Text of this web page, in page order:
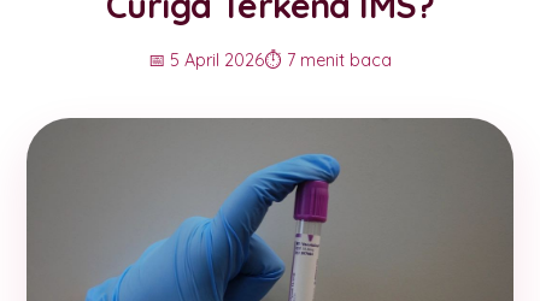
📅 5 April 2026⏱️ 7 menit baca